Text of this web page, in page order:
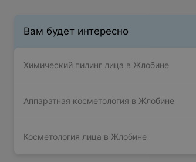
Вам будет интересно
Химический пилинг лица в Жлобине
Аппаратная косметология в Жлобине
Косметология лица в Жлобине